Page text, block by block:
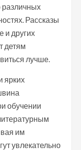
Рассказы
и других
детям
лучше.
ярких
обучении
им
увлекательно